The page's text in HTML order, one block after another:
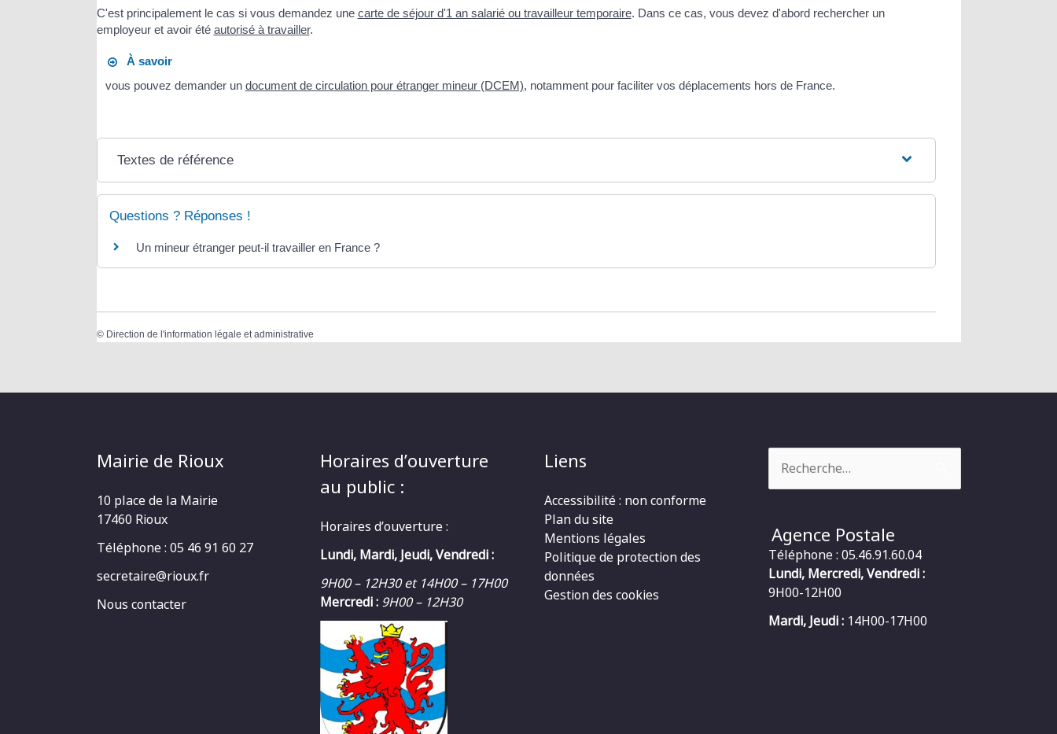
C'est principalement le cas si vous demandez une carte de séjour d'1 an salarié ou travailleur temporaire. Dans ce cas, vous devez d'abord rechercher un
employeur et avoir été autorisé à travailler.
À savoir
vous pouvez demander un document de circulation pour étranger mineur (DCEM), notamment pour faciliter vos déplacements hors de France.
Textes de référence
Questions ? Réponses !
Un mineur étranger peut-il travailler en France ?
© Direction de l'information légale et administrative
Mairie de Rioux
10 place de la Mairie
17460 Rioux
Téléphone : 05 46 91 60 27
secretaire@rioux.fr
Nous contacter
Horaires d’ouverture
au public :
Horaires d’ouverture :
Lundi, Mardi, Jeudi, Vendredi :
9H00 – 12H30 et 14H00 – 17H00
Mercredi : 9H00 – 12H30
Liens
Accessibilité : non conforme
Plan du site
Mentions légales
Politique de protection des
données
Gestion des cookies
Agence Postale
Téléphone : 05.46.91.60.04
Lundi, Mercredi, Vendredi :
9H00-12H00
Mardi, Jeudi : 14H00-17H00